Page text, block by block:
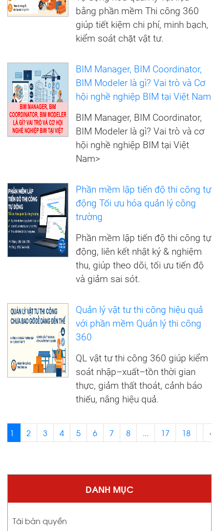
DANH MỤC
Tái bản quyền
bằng phần mềm Thi công 360
giúp tiết kiệm chi phí, minh bạch,
kiểm soát chặt vật tư.
BIM Manager, BIM Coordinator,
BIM Modeler là gì? Vai trò và Cơ
hội nghề nghiệp BIM tại Việt Nam
BIM Manager, BIM Coordinator,
BIM Modeler là gì? Vai trò và cơ
hội nghề nghiệp BIM tại Việt
Nam>
Phần mềm lập tiến độ thi công tự
động Tối ưu hóa quản lý công
trường
Phần mềm lập tiến độ thi công tự
động, liên kết nhật ký & nghiệm
thu, giúp theo dõi, tối ưu tiến độ
và giảm sai sót.
Quản lý vật tư thi công hiệu quả
với phần mềm Quản lý thi công
360
QL vật tư thi công 360 giúp kiểm
soát nhập–xuất–tồn thời gian
thực, giảm thất thoát, cảnh báo
thiếu, nâng hiệu quả.
1 2 3 4 5 6 7 8 ... 17 18 ‹